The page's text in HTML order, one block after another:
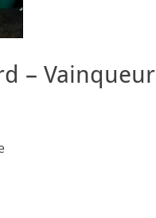
– Vainqueur